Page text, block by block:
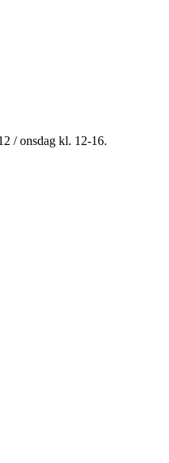
/ onsdag kl. 12-16.